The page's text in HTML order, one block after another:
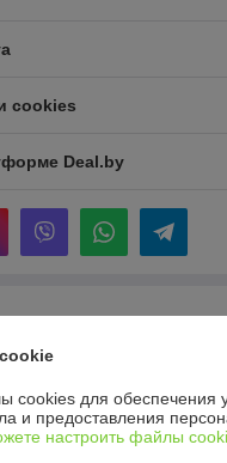
cookies
Deal.by
с ограниченной
37
ЕГР: 193949105
cookies для обеспечения
и предоставления
настроить файлы